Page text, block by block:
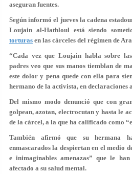
aseguran fuentes.
Según informó el jueves la cadena
Loujain al-Hathloul está siendo
torturas en las cárceles del régimen de
“Cada vez que Loujain habla sobre
padres veo que sus manos tiemblan de
este dolor y pena quede con ella para
hermano de la activista, en declaraciones a
Del mismo modo denunció que con
golpean, azotan, electrocutan y hasta le
de la cárcel, a la que ha calificado como
También afirmó que su hermana
enmascarados la despiertan en el medio
e inimaginables amenazas” que le
afectado a su salud mental.